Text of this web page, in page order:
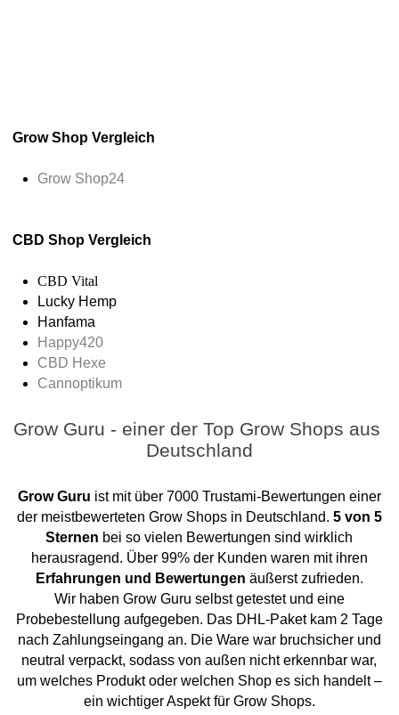
Grow Shop Vergleich
Grow Shop24
CBD Shop Vergleich
CBD Vital
Lucky Hemp
Hanfama
Happy420
CBD Hexe
Cannoptikum
Grow Guru - einer der Top Grow Shops aus
Deutschland
Grow Guru ist mit über 7000 Trustami-Bewertungen einer
der meistbewerteten Grow Shops in Deutschland. 5 von 5
Sternen bei so vielen Bewertungen sind wirklich
herausragend. Über 99% der Kunden waren mit ihren
Erfahrungen und Bewertungen äußerst zufrieden.
Wir haben Grow Guru selbst getestet und eine
Probebestellung aufgegeben. Das DHL-Paket kam 2 Tage
nach Zahlungseingang an. Die Ware war bruchsicher und
neutral verpackt, sodass von außen nicht erkennbar war,
um welches Produkt oder welchen Shop es sich handelt –
ein wichtiger Aspekt für Grow Shops.